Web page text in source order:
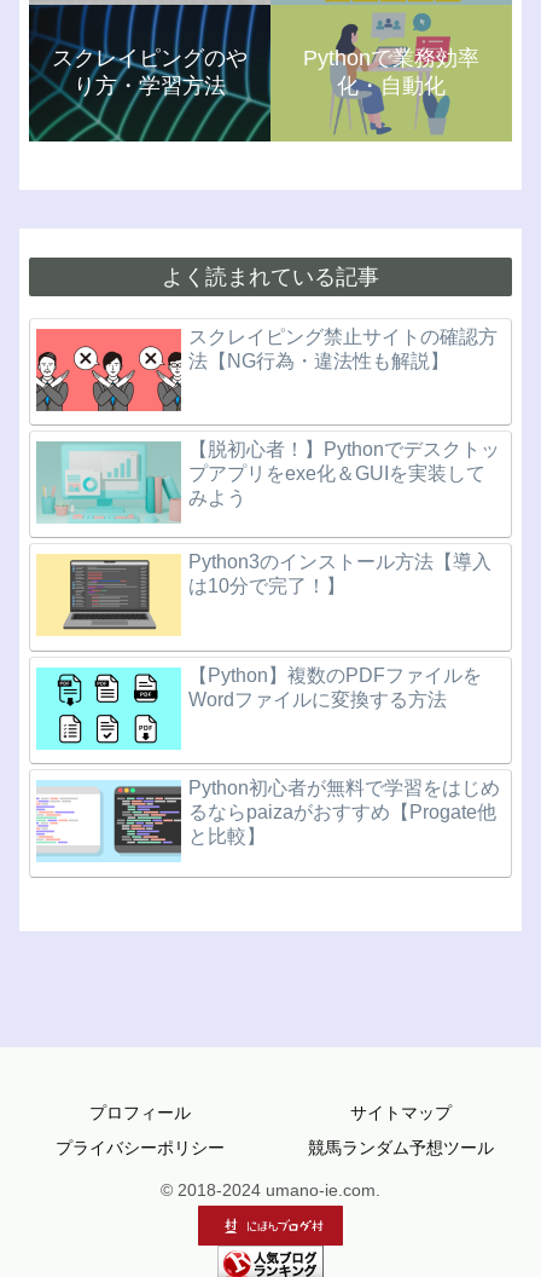
スクレイピングのや
り方・学習方法
Pythonで業務効率
化・自動化
よく読まれている記事
スクレイピング禁止サイトの確認方
法【NG行為・違法性も解説】
【脱初心者！】Pythonでデスクトッ
プアプリをexe化＆GUIを実装して
みよう
Python3のインストール方法【導入
は10分で完了！】
【Python】複数のPDFファイルを
Wordファイルに変換する方法
Python初心者が無料で学習をはじめ
るならpaizaがおすすめ【Progate他
と比較】
プロフィール
サイトマップ
プライバシーポリシー
競馬ランダム予想ツール
© 2018-2024 umano-ie.com.